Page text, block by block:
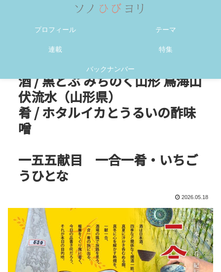
プロフィール テーマ
連載 特集
バックナンバー
酒 / 黒どぶ みちのく山形 鳥海山
伏流水（山形県）
肴 / ホタルイカとうるいの酢味
噌
一五五献目 一合一肴・いちご
うひとな
2026.05.18